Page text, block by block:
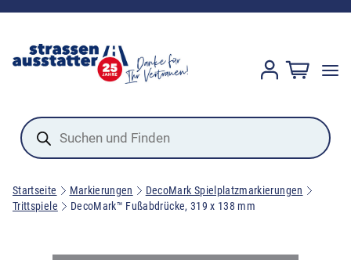
Products
search
Startseite Markierungen
DecoMark Spielplatzmarkierungen
Trittspiele
DecoMark™ Fußabdrücke, 319 x 138 mm